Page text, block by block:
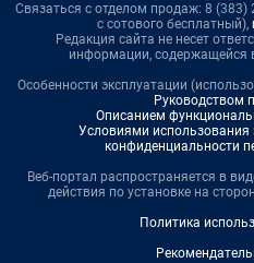
Связаться с отделом продаж: 8 (383)
с сотового бесплатный),
Редакция сайта не несет
информации, содержащейся
Особенности эксплуатации
Руководством
Описанием
Условиями использования
конфиденциальности
Веб-портал распространяется в
действия по установке на
Политика